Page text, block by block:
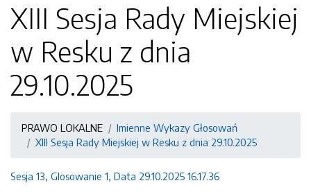
XIII Sesja Rady Miejskiej
w Resku z dnia
29.10.2025
PRAWO LOKALNE
Imienne Wykazy Głosowań
XIII Sesja Rady Miejskiej w Resku z dnia 29.10.2025
Sesja 13, Glosowanie 1, Data 29.10.2025 16.17.36